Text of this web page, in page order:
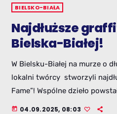
BIELSKO-BIAŁA
Najdłuższe
Bielska-Białej!
W Bielsku-Białej na murze o
lokalni twórcy stworzyli
Fame”! Wspólne dzieło
BB Graffiti Jam,
today 04.09.2025, 08:03